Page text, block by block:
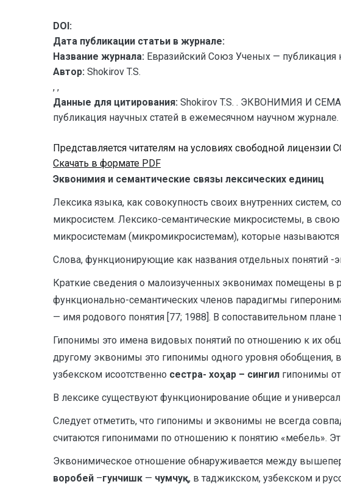
DOI:
Дата публикации статьи в журнале:
Название журнала: Евразийский Союз Ученых — публикация
Автор: Shokirov T.S.
, ,
Данные для цитирования: Shokirov T.S. . ЭКВОНИМИЯ И
публикация научных статей в ежемесячном научном журнале.
Представляется читателям на условиях свободной лицензии
Скачать в формате PDF
Эквонимия и семантические связы лексических единиц
Лексика языка, как совокупность своих внутренних систем,
микросистем. Лексико-семантические микросистемы, в
микросистемам (микромикросистемам), которые
Слова, функционирующие как названия отдельных понятий -
Краткие сведения о малоизученных эквонимах помещены в
функционально-семантических членов парадигмы
— имя родового понятия [77; 1988]. В сопоставительном плане
Гипонимы это имена видовых понятий по отношению к их
другому эквонимы это гипонимы одного уровня обобщения,
узбекском исоотственно сестра- хоҳар – сингил гипонимы
В лексике существуют функционирование общие и
Следует отметить, что гипонимы и эквонимы не всегда
считаются гипонимами по отношению к понятию «мебель».
Эквонимическое отношение обнаруживается между
воробей –гунчишк — чумчуқ, в таджикском, узбекском и